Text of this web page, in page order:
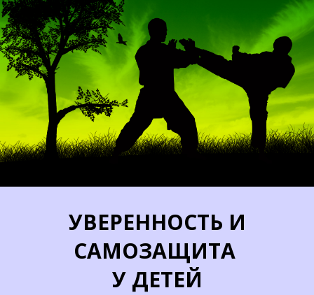
УВЕРЕННОСТЬ И
САМОЗАЩИТА
У ДЕТЕЙ